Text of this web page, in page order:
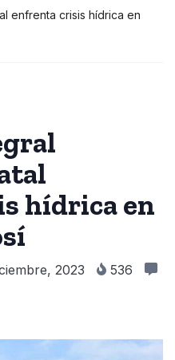
enfrenta crisis hídrica en
hídrica en
2023
536